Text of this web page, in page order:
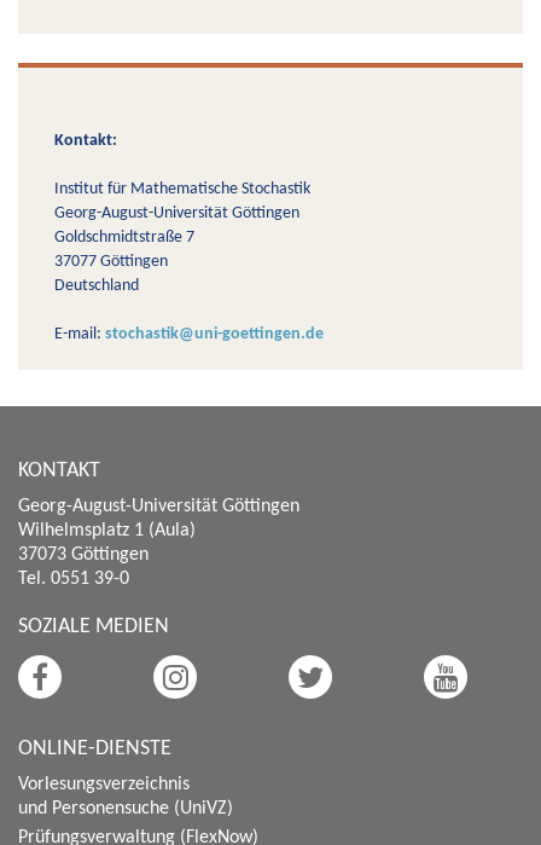
Kontakt:
Institut für Mathematische Stochastik
Georg-August-Universität Göttingen
Goldschmidtstraße 7
37077 Göttingen
Deutschland
E-mail: stochastik@uni-goettingen.de
KONTAKT
Georg-August-Universität Göttingen
Wilhelmsplatz 1 (Aula)
37073 Göttingen
Tel. 0551 39-0
SOZIALE MEDIEN
ONLINE-DIENSTE
Vorlesungsverzeichnis
und Personensuche (UniVZ)
Prüfungsverwaltung (FlexNow)